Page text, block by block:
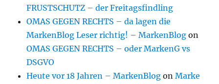
FRUSTSCHUTZ – der Freitagsfindling
OMAS GEGEN RECHTS – da lagen die
MarkenBlog Leser richtig! – MarkenBlog on
OMAS GEGEN RECHTS – oder MarkenG vs
DSGVO
Heute vor 18 Jahren – MarkenBlog onMarke